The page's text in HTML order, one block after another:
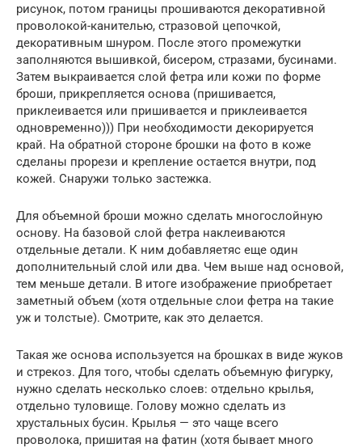
рисунок, потом границы прошиваются декоративной
проволокой-канителью, стразовой цепочкой,
декоративным шнуром. После этого промежутки
заполняются вышивкой, бисером, стразами, бусинами.
Затем выкраивается слой фетра или кожи по форме
броши, прикрепляется основа (пришивается,
приклеивается или пришивается и приклеивается
одновременно))) При необходимости декорируется
край. На обратной стороне брошки на фото в коже
сделаны прорези и крепление остается внутри, под
кожей. Снаружи только застежка.
Для объемной броши можно сделать многослойную
основу. На базовой слой фетра наклеиваются
отдельные детали. К ним добавляетяс еще один
дополнительный слой или два. Чем выше над основой,
тем меньше детали. В итоге изображение приобретает
заметный объем (хотя отдельные слои фетра на такие
уж и толстые). Смотрите, как это делается.
Такая же основа используется на брошках в виде жуков
и стрекоз. Для того, чтобы сделать объемную фигурку,
нужно сделать несколько слоев: отдельно крылья,
отдельно туловище. Голову можно сделать из
хрустальных бусин. Крылья — это чаще всего
проволока, пришитая на фатин (хотя бывает много